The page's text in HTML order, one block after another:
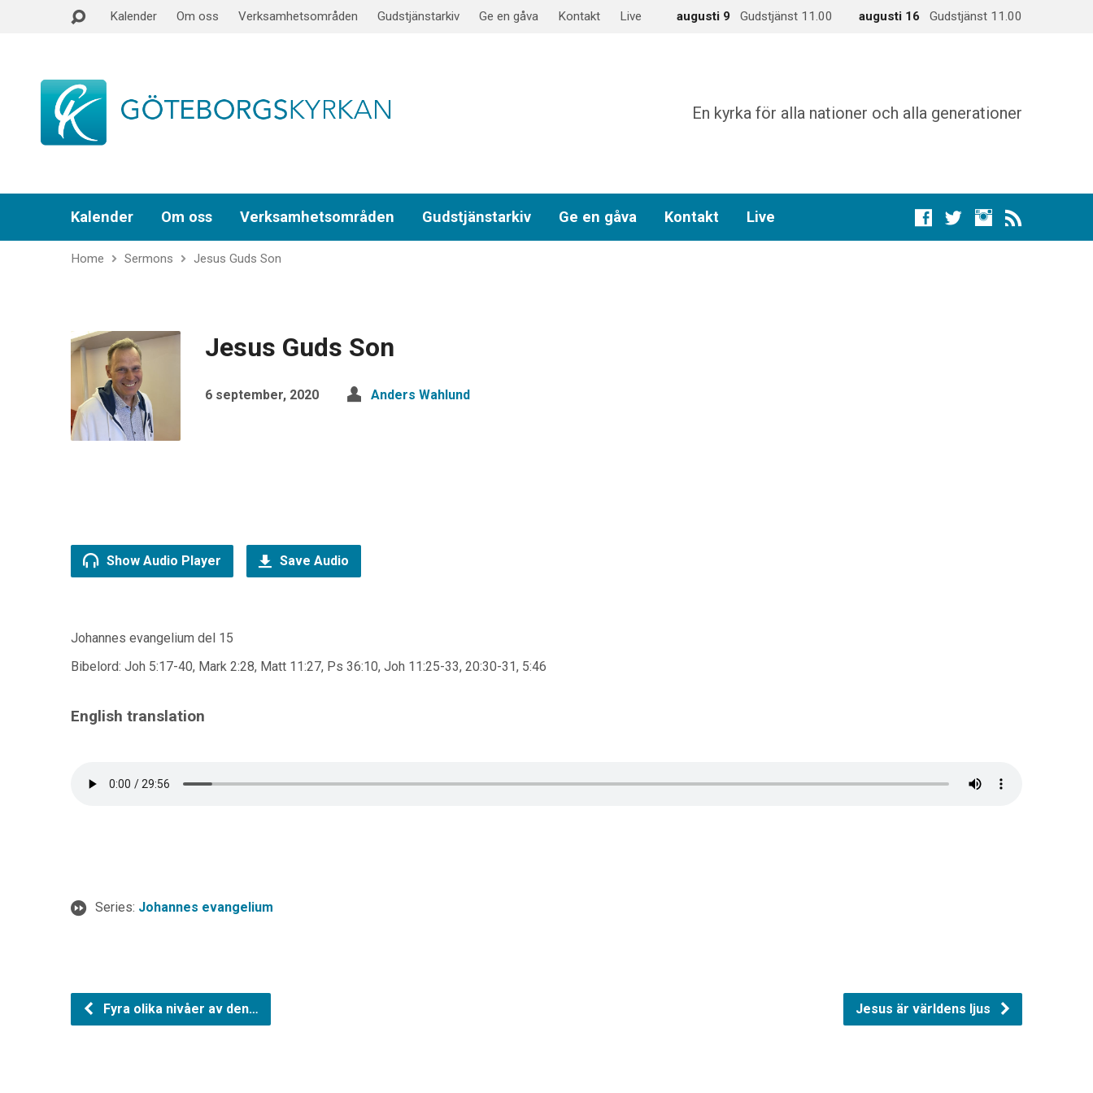
Kalender Om oss Verksamhetsområden Gudstjänstarkiv Ge en gåva Kontakt Live augusti 9 Gudstjänst 11.00 augusti 16 Gudstjänst 11.00
En kyrka för alla nationer och alla generationer
Kalender Om oss Verksamhetsområden Gudstjänstarkiv Ge en gåva Kontakt Live
Home Sermons Jesus Guds Son
Jesus Guds Son
6 september, 2020 Anders Wahlund
Show Audio Player Save Audio
Johannes evangelium del 15
Bibelord: Joh 5:17-40, Mark 2:28, Matt 11:27, Ps 36:10, Joh 11:25-33, 20:30-31, 5:46
English translation
Series: Johannes evangelium
Fyra olika nivåer av den… Jesus är världens ljus